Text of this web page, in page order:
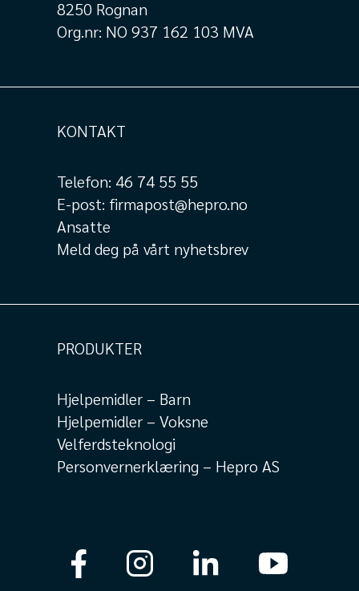
8250 Rognan
Org.nr: NO 937 162 103 MVA
KONTAKT
Telefon: 46 74 55 55
E-post: firmapost@hepro.no
Ansatte
Meld deg på vårt nyhetsbrev
PRODUKTER
Hjelpemidler – Barn
Hjelpemidler – Voksne
Velferdsteknologi
Personvernerklæring – Hepro AS